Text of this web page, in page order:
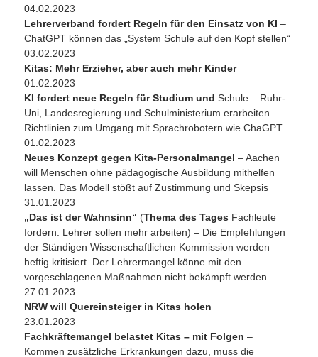
04.02.2023
Lehrerverband fordert Regeln für den Einsatz von KI –
ChatGPT können das „System Schule auf den Kopf stellen“
03.02.2023
Kitas: Mehr Erzieher, aber auch mehr Kinder
01.02.2023
KI fordert neue Regeln für Studium und Schule – Ruhr-
Uni, Landesregierung und Schulministerium erarbeiten
Richtlinien zum Umgang mit Sprachrobotern wie ChaGPT
01.02.2023
Neues Konzept gegen Kita-Personalmangel – Aachen
will Menschen ohne pädagogische Ausbildung mithelfen
lassen. Das Modell stößt auf Zustimmung und Skepsis
31.01.2023
„Das ist der Wahnsinn“ (Thema des TagesFachleute
fordern: Lehrer sollen mehr arbeiten) – Die Empfehlungen
der Ständigen Wissenschaftlichen Kommission werden
heftig kritisiert. Der Lehrermangel könne mit den
vorgeschlagenen Maßnahmen nicht bekämpft werden
27.01.2023
NRW will Quereinsteiger in Kitas holen
23.01.2023
Fachkräftemangel belastet Kitas – mit Folgen –
Kommen zusätzliche Erkrankungen dazu, muss die